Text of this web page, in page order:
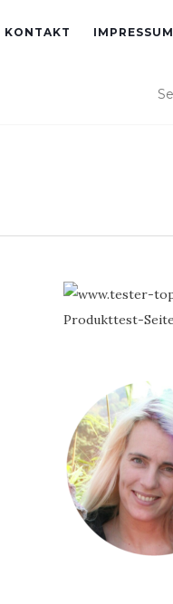
KONTAKT IMPRESSUM